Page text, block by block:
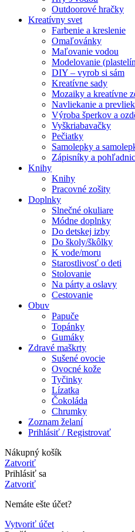
Outdoorové hračky
Kreatívny svet
Farbenie a kreslenie
Omaľovánky
Maľovanie vodou
Modelovanie
DIY – vyrob si sám
Kreatívne sady
Mozaiky a kreatívne
Navliekanie a
Výroba šperkov a
Vyškriabavačky
Pečiatky
Samolepky a
Zápisníky a
Knihy
Knihy
Pracovné zošity
Doplnky
Slnečné okuliare
Módne doplnky
Do detskej izby
Do školy/škôlky
K vode/moru
Starostlivosť o deti
Stolovanie
Na párty a oslavy
Cestovanie
Obuv
Papuče
Topánky
Gumáky
Zdravé maškrty
Sušené ovocie
Ovocné kože
Tyčinky
Lízatka
Čokoláda
Chrumky
Zoznam želaní
Prihlásiť / Registrovať
Nákupný košík
Zatvoriť
Prihlásiť sa
Zatvoriť
Nemáte ešte účet?
Vytvoriť účet